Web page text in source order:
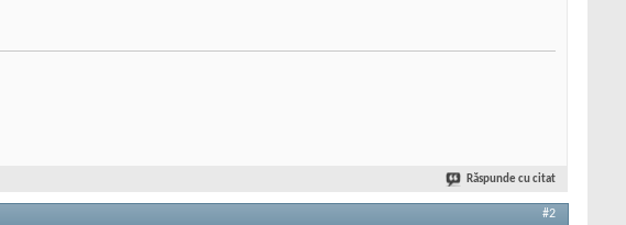
Răspunde cu citat
#2